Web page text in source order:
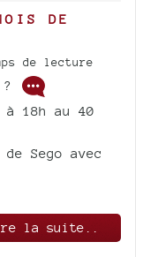
DE
de lecture
?
18h au 40
Sego avec
la suite..